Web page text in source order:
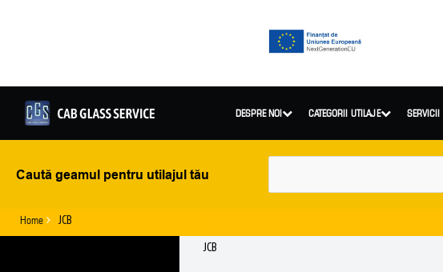
DESPRE NOI CATEGORII UTILAJE SERVICII
Caută geamul pentru utilajul tău
Home JCB
JCB